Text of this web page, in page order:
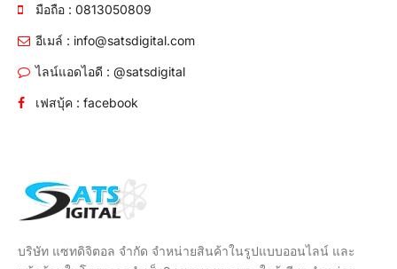
มือถือ : 0813050809
อีเมล์ : info@satsdigital.com
ไลน์แอดไอดี : @satsdigital
เฟสบุ้ค : facebook
บริษัท แซทดิจิตอล จำกัด จำหน่ายสินค้าในรูปแบบออนไลน์ และ